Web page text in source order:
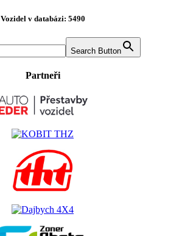
Vozidel v databázi: 5490
Search Button
Partneři